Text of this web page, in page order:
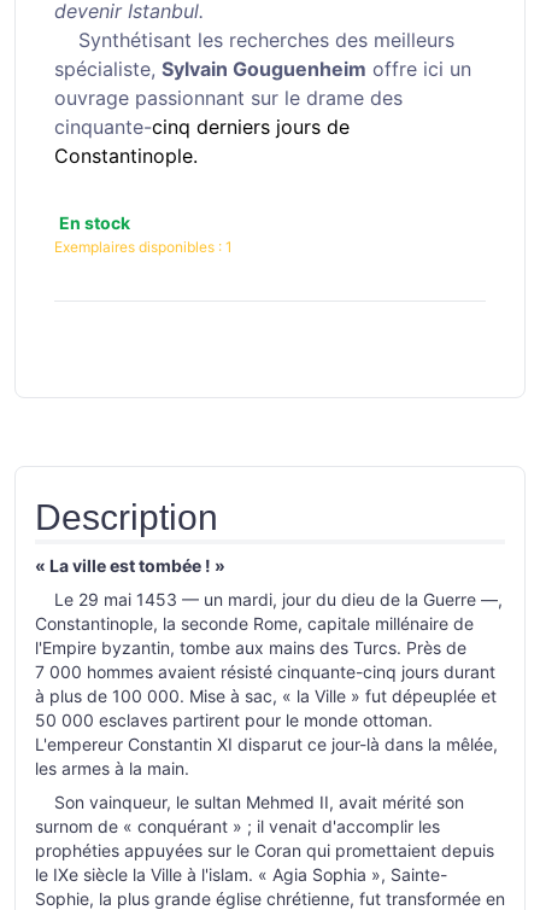
devenir Istanbul.
Synthétisant les recherches des meilleurs
spécialiste, Sylvain Gouguenheim offre ici un
ouvrage passionnant sur le drame des
cinquante-cinq derniers jours de
Constantinople.
En stock
Exemplaires disponibles : 1
Description
« La ville est tombée ! »
Le 29 mai 1453 — un mardi, jour du dieu de la Guerre —,
Constantinople, la seconde Rome, capitale millénaire de
l'Empire byzantin, tombe aux mains des Turcs. Près de
7 000 hommes avaient résisté cinquante-cinq jours durant
à plus de 100 000. Mise à sac, « la Ville » fut dépeuplée et
50 000 esclaves partirent pour le monde ottoman.
L'empereur Constantin XI disparut ce jour-là dans la mêlée,
les armes à la main.
Son vainqueur, le sultan Mehmed II, avait mérité son
surnom de « conquérant » ; il venait d'accomplir les
prophéties appuyées sur le Coran qui promettaient depuis
le IXe siècle la Ville à l'islam. « Agia Sophia », Sainte-
Sophie, la plus grande église chrétienne, fut transformée en